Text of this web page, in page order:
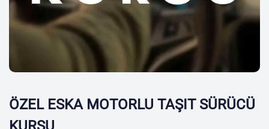
ÖZEL ESKA MOTORLU TAŞIT SÜRÜCÜ